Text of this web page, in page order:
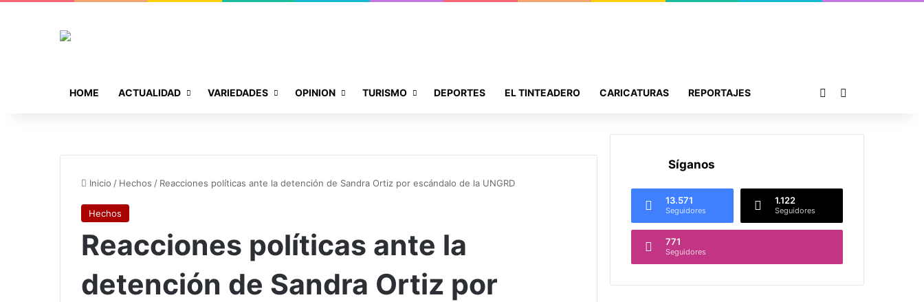
HOME ACTUALIDAD VARIEDADES OPINION TURISMO DEPORTES EL TINTEADERO CARICATURAS REPORTAJES Publicación al azar
Inicio / Hechos / Reacciones políticas ante la detención de Sandra Ortiz por escándalo de la UNGRD
Hechos
Reacciones políticas ante la
detención de Sandra Ortiz por
Síganos
13.571
Seguidores
1.122
Seguidores
771
Seguidores